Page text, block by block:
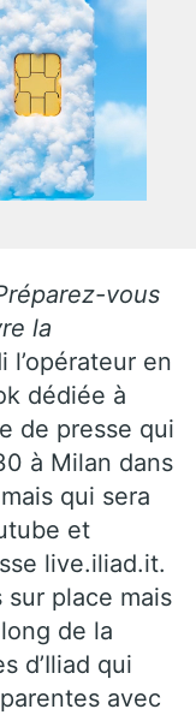
vous
la
l’opérateur en
dédiée à
de presse qui
à Milan dans
qui sera
et
live.iliad.it.
sur place mais
de la
d’Iliad qui
avec